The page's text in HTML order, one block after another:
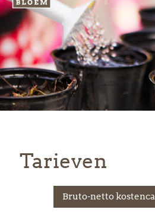
Tarieven
Bruto-netto